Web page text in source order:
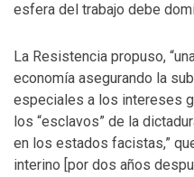
esfera del trabajo debe
La Resistencia propuso,
economía asegurando la
especiales a los intereses
los “esclavos” de la
en los estados facistas,”
interino [por dos años